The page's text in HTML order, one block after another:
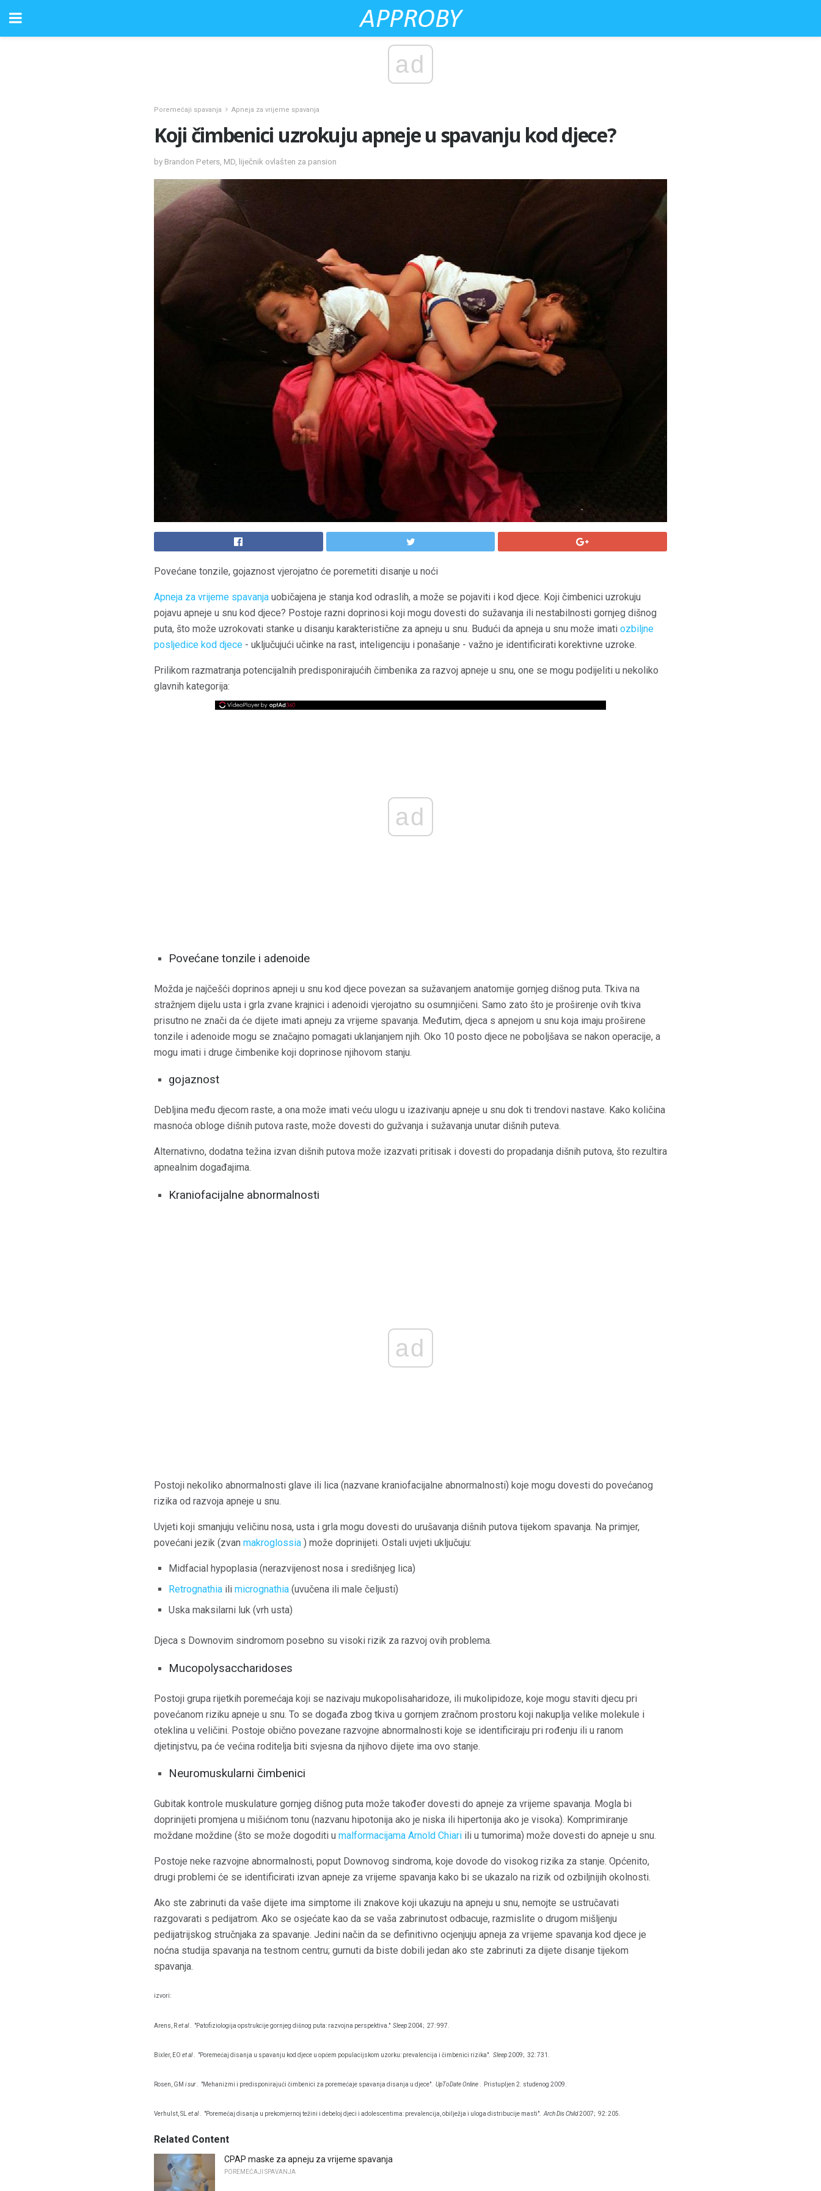
ad
Poremećaji spavanja Apneja za vrijeme spavanja
Koji čimbenici uzrokuju apneje u spavanju kod djece?
by Brandon Peters, MD, liječnik ovlašten za pansion
Povećane tonzile, gojaznost vjerojatno će poremetiti disanje u noći
Apneja za vrijeme spavanja uobičajena je stanja kod odraslih, a može se pojaviti i kod djece. Koji čimbenici uzrokuju
pojavu apneje u snu kod djece? Postoje razni doprinosi koji mogu dovesti do sužavanja ili nestabilnosti gornjeg dišnog
puta, što može uzrokovati stanke u disanju karakteristične za apneju u snu. Budući da apneja u snu može imati ozbiljne
posljedice kod djece - uključujući učinke na rast, inteligenciju i ponašanje - važno je identificirati korektivne uzroke.
Prilikom razmatranja potencijalnih predisponirajućih čimbenika za razvoj apneje u snu, one se mogu podijeliti u nekoliko
glavnih kategorija:
ad
Povećane tonzile i adenoide
Možda je najčešći doprinos apneji u snu kod djece povezan sa sužavanjem anatomije gornjeg dišnog puta. Tkiva na
stražnjem dijelu usta i grla zvane krajnici i adenoidi vjerojatno su osumnjičeni. Samo zato što je proširenje ovih tkiva
prisutno ne znači da će dijete imati apneju za vrijeme spavanja. Međutim, djeca s apnejom u snu koja imaju proširene
tonzile i adenoide mogu se značajno pomagati uklanjanjem njih. Oko 10 posto djece ne poboljšava se nakon operacije, a
mogu imati i druge čimbenike koji doprinose njihovom stanju.
gojaznost
Debljina među djecom raste, a ona može imati veću ulogu u izazivanju apneje u snu dok ti trendovi nastave. Kako količina
masnoća obloge dišnih putova raste, može dovesti do gužvanja i sužavanja unutar dišnih puteva.
Alternativno, dodatna težina izvan dišnih putova može izazvati pritisak i dovesti do propadanja dišnih putova, što rezultira
apnealnim događajima.
Kraniofacijalne abnormalnosti
ad
Postoji nekoliko abnormalnosti glave ili lica (nazvane kraniofacijalne abnormalnosti) koje mogu dovesti do povećanog
rizika od razvoja apneje u snu.
Uvjeti koji smanjuju veličinu nosa, usta i grla mogu dovesti do urušavanja dišnih putova tijekom spavanja. Na primjer,
povećani jezik (zvan makroglossia ) može doprinijeti. Ostali uvjeti uključuju:
Midfacial hypoplasia (nerazvijenost nosa i središnjeg lica)
Retrognathia ili micrognathia (uvučena ili male čeljusti)
Uska maksilarni luk (vrh usta)
Djeca s Downovim sindromom posebno su visoki rizik za razvoj ovih problema.
Mucopolysaccharidoses
Postoji grupa rijetkih poremećaja koji se nazivaju mukopolisaharidoze, ili mukolipidoze, koje mogu staviti djecu pri
povećanom riziku apneje u snu. To se događa zbog tkiva u gornjem zračnom prostoru koji nakuplja velike molekule i
oteklina u veličini. Postoje obično povezane razvojne abnormalnosti koje se identificiraju pri rođenju ili u ranom
djetinjstvu, pa će većina roditelja biti svjesna da njihovo dijete ima ovo stanje.
Neuromuskularni čimbenici
Gubitak kontrole muskulature gornjeg dišnog puta može također dovesti do apneje za vrijeme spavanja. Mogla bi
doprinijeti promjena u mišićnom tonu (nazvanu hipotonija ako je niska ili hipertonija ako je visoka). Komprimiranje
moždane moždine (što se može dogoditi u malformacijama Arnold Chiari ili u tumorima) može dovesti do apneje u snu.
Postoje neke razvojne abnormalnosti, poput Downovog sindroma, koje dovode do visokog rizika za stanje. Općenito,
drugi problemi će se identificirati izvan apneje za vrijeme spavanja kako bi se ukazalo na rizik od ozbiljnijih okolnosti.
Ako ste zabrinuti da vaše dijete ima simptome ili znakove koji ukazuju na apneju u snu, nemojte se ustručavati
razgovarati s pedijatrom. Ako se osjećate kao da se vaša zabrinutost odbacuje, razmislite o drugom mišljenju
pedijatrijskog stručnjaka za spavanje. Jedini način da se definitivno ocjenjuju apneja za vrijeme spavanja kod djece je
noćna studija spavanja na testnom centru; gurnuti da biste dobili jedan ako ste zabrinuti za dijete disanje tijekom
spavanja.
izvori:
Arens, Ret al. "Patofiziologija opstrukcije gornjeg dišnog puta: razvojna perspektiva." Sleep2004; 27: 997.
Bixler, EO et al. "Poremećaj disanja u spavanju kod djece u općem populacijskom uzorku: prevalencija i čimbenici rizika". Sleep2009; 32: 731.
Rosen, GM i sur. "Mehanizmi i predisponirajući čimbenici za poremećaje spavanja disanja u djece". UpToDate Online. Pristupljen 2. studenog 2009.
Verhulst, SLet al. "Poremećaj disanja u prekomjernoj težini i debeloj djeci i adolescentima: prevalencija, obilježja i uloga distribucije masti". Arch Dis Child2007; 92: 205.
Related Content
CPAP maske za apneju za vrijeme spavanja
POREMEĆAJI SPAVANJA